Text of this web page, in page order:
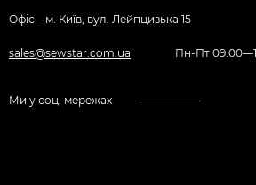
Офіс – м. Київ, вул. Лейпцизька 15
sales@sewstar.com.ua Пн-Пт
Ми у соц. мережах